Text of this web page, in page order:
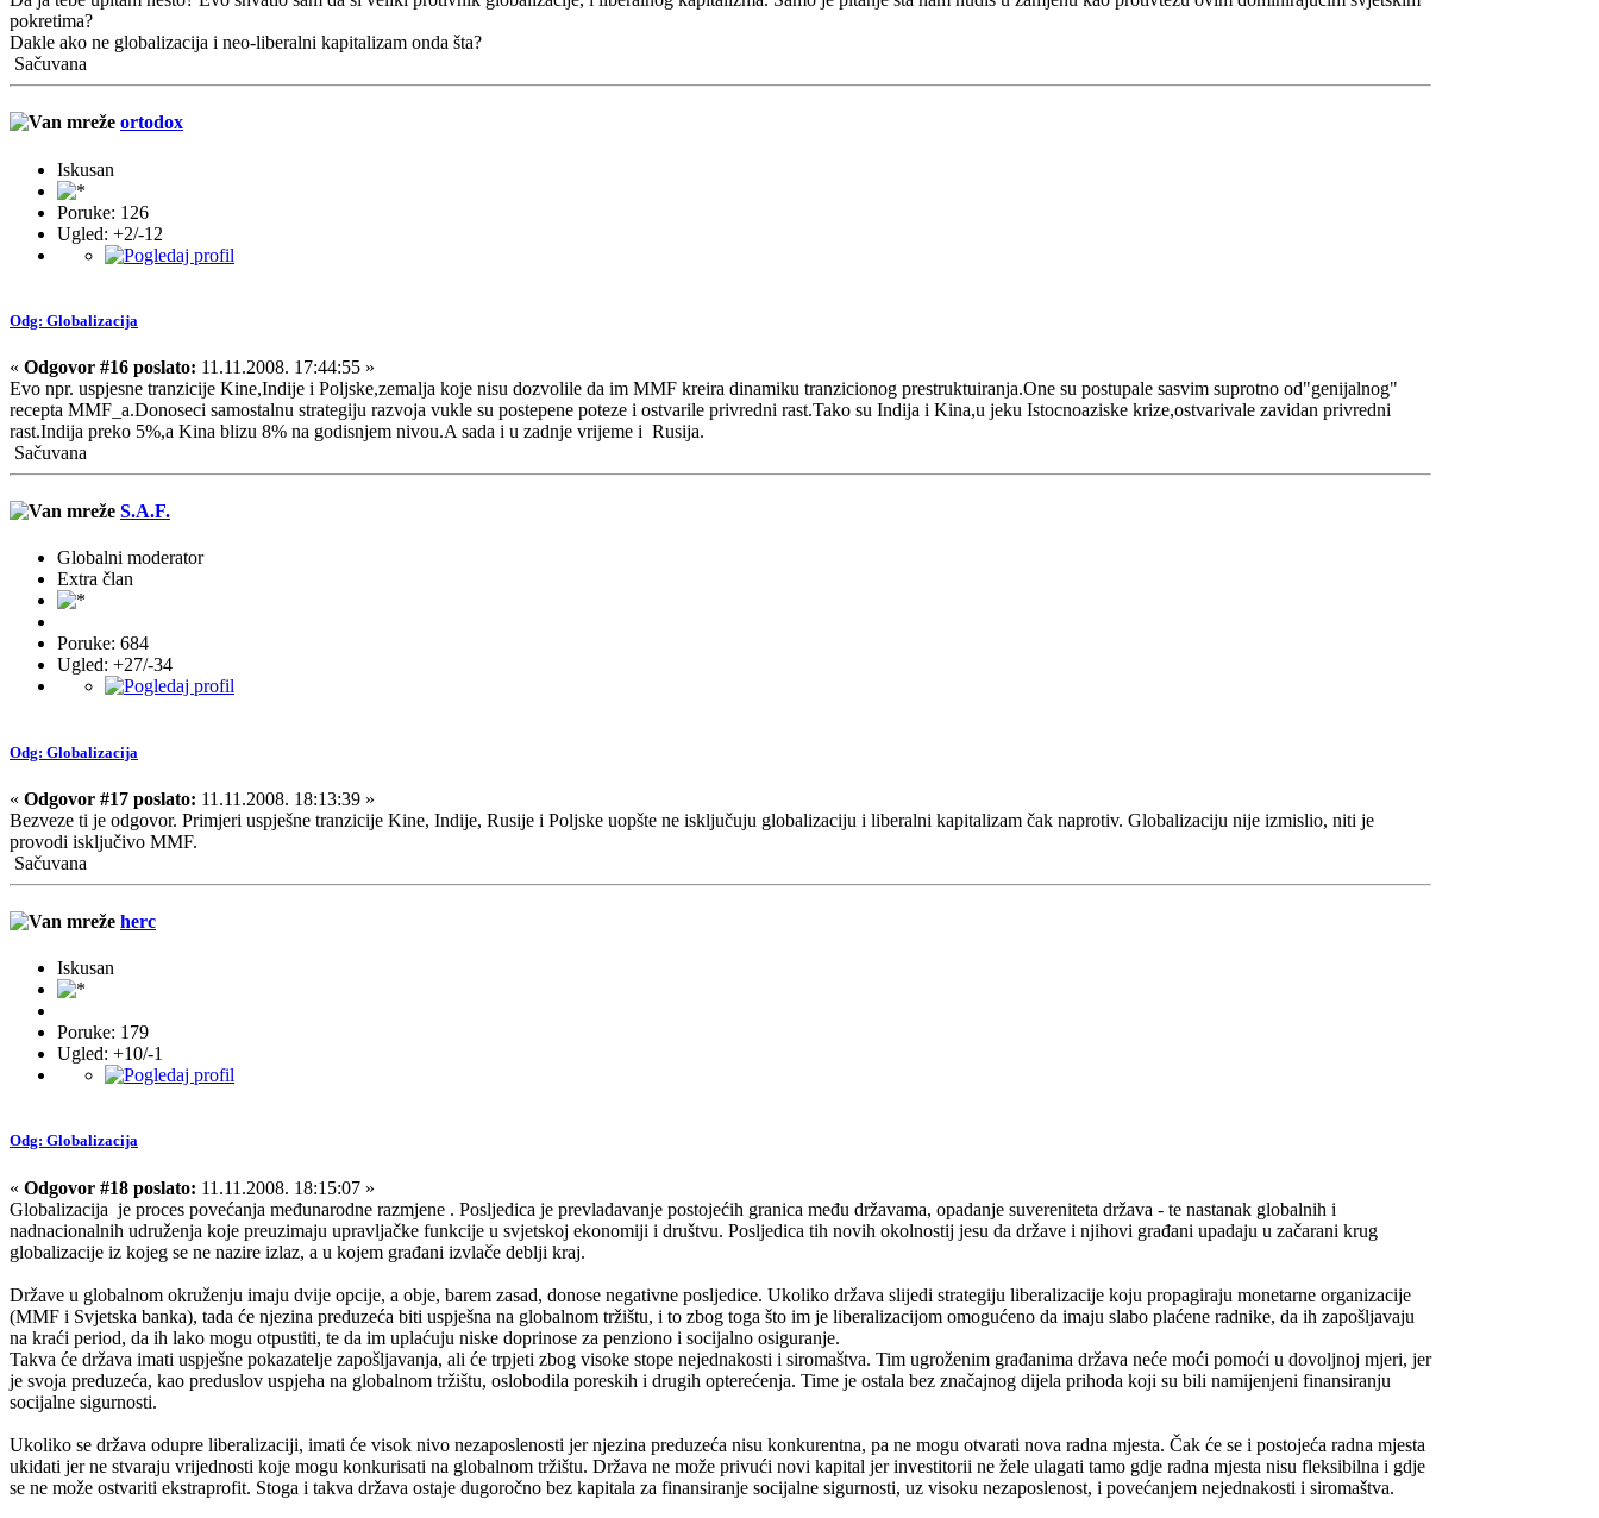
pokretima?
Dakle ako ne globalizacija i neo-liberalni kapitalizam onda šta?
Sačuvana
ortodox
Iskusan
Poruke: 126
Ugled: +2/-12
Odg: Globalizacija
« Odgovor #16 poslato: 11.11.2008. 17:44:55 »
Evo npr. uspjesne tranzicije Kine,Indije i Poljske,zemalja koje nisu dozvolile da im MMF kreira dinamiku tranzicionog prestruktuiranja.One su postupale sasvim suprotno od"genijalnog"
recepta MMF_a.Donoseci samostalnu strategiju razvoja vukle su postepene poteze i ostvarile privredni rast.Tako su Indija i Kina,u jeku Istocnoaziske krize,ostvarivale zavidan privredni
rast.Indija preko 5%,a Kina blizu 8% na godisnjem nivou.A sada i u zadnje vrijeme i Rusija.
Sačuvana
S.A.F.
Globalni moderator
Extra član
Poruke: 684
Ugled: +27/-34
Odg: Globalizacija
« Odgovor #17 poslato: 11.11.2008. 18:13:39 »
Bezveze ti je odgovor. Primjeri uspješne tranzicije Kine, Indije, Rusije i Poljske uopšte ne isključuju globalizaciju i liberalni kapitalizam čak naprotiv. Globalizaciju nije izmislio, niti je
provodi isključivo MMF.
Sačuvana
herc
Iskusan
Poruke: 179
Ugled: +10/-1
Odg: Globalizacija
« Odgovor #18 poslato: 11.11.2008. 18:15:07 »
Globalizacija je proces povećanja međunarodne razmjene . Posljedica je prevladavanje postojećih granica među državama, opadanje suvereniteta država - te nastanak globalnih i
nadnacionalnih udruženja koje preuzimaju upravljačke funkcije u svjetskoj ekonomiji i društvu. Posljedica tih novih okolnostij jesu da države i njihovi građani upadaju u začarani krug
globalizacije iz kojeg se ne nazire izlaz, a u kojem građani izvlače deblji kraj.
Države u globalnom okruženju imaju dvije opcije, a obje, barem zasad, donose negativne posljedice. Ukoliko država slijedi strategiju liberalizacije koju propagiraju monetarne organizacije
(MMF i Svjetska banka), tada će njezina preduzeća biti uspješna na globalnom tržištu, i to zbog toga što im je liberalizacijom omogućeno da imaju slabo plaćene radnike, da ih zapošljavaju
na kraći period, da ih lako mogu otpustiti, te da im uplaćuju niske doprinose za penziono i socijalno osiguranje.
Takva će država imati uspješne pokazatelje zapošljavanja, ali će trpjeti zbog visoke stope nejednakosti i siromaštva. Tim ugroženim građanima država neće moći pomoći u dovoljnoj mjeri, jer
je svoja preduzeća, kao preduslov uspjeha na globalnom tržištu, oslobodila poreskih i drugih opterećenja. Time je ostala bez značajnog dijela prihoda koji su bili namijenjeni finansiranju
socijalne sigurnosti.
Ukoliko se država odupre liberalizaciji, imati će visok nivo nezaposlenosti jer njezina preduzeća nisu konkurentna, pa ne mogu otvarati nova radna mjesta. Čak će se i postojeća radna mjesta
ukidati jer ne stvaraju vrijednosti koje mogu konkurisati na globalnom tržištu. Država ne može privući novi kapital jer investitorii ne žele ulagati tamo gdje radna mjesta nisu fleksibilna i gdje
se ne može ostvariti ekstraprofit. Stoga i takva država ostaje dugoročno bez kapitala za finansiranje socijalne sigurnosti, uz visoku nezaposlenost, i povećanjem nejednakosti i siromaštva.